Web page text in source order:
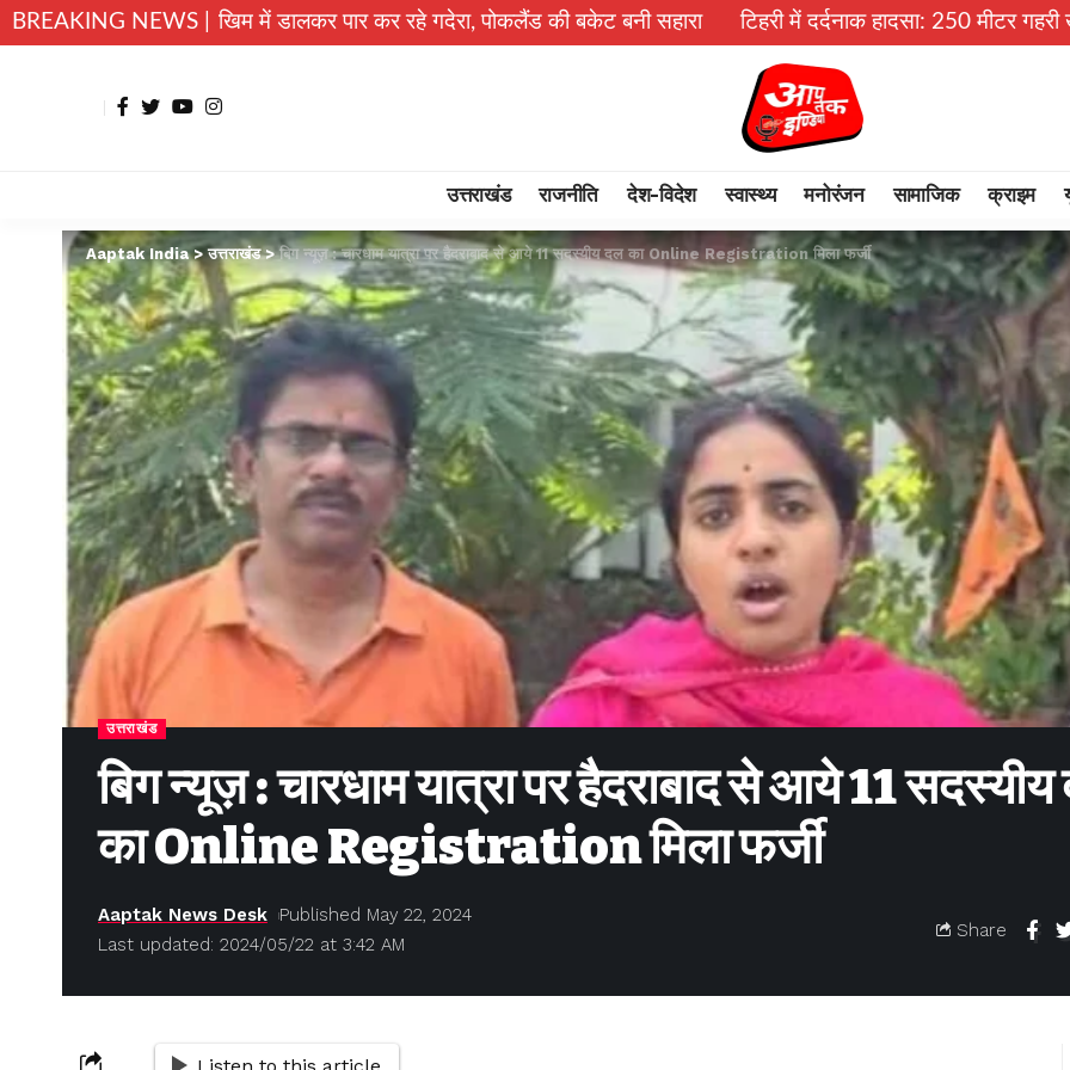
BREAKING NEWS |
जोखिम में डालकर पार कर रहे गदेरा, पोकलैंड की बकेट बनी सहारा टिहरी में दर्दनाक हादसा: 250 मीटर गहरी खाई में गिरी बोलेरो,
उत्तराखंड राजनीति देश-विदेश स्वास्थ्य मनोरंजन सामाजिक क्राइम
Aaptak India>उत्तराखंड>बिग न्यूज़ : चारधाम यात्रा पर हैदराबाद से आये 11 सदस्यीय दल का Online Registration मिला फर्जी
उत्तराखंड
बिग न्यूज़ : चारधाम यात्रा पर हैदराबाद से आये 11
का Online Registration मिला फर्जी
Last updated: 2024/05/22 at 3:42 AM
Aaptak News Desk Published May 22, 2024
Share